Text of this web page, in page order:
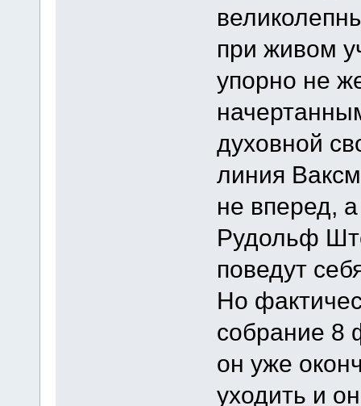
при живом
упорно не
духовной
линия
не вперед,
Рудольф
поведут
Но
собрание 8
он уже
уходить и